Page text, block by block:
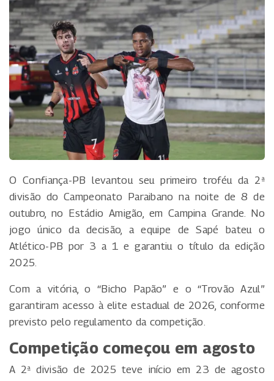
O Confiança-PB levantou seu primeiro troféu da 2ª
divisão do Campeonato Paraibano na noite de 8 de
outubro, no Estádio Amigão, em Campina Grande. No
jogo único da decisão, a equipe de Sapé bateu o
Atlético-PB por 3 a 1 e garantiu o título da edição
2025.
Com a vitória, o “Bicho Papão” e o “Trovão Azul”
garantiram acesso à elite estadual de 2026, conforme
previsto pelo regulamento da competição.
Competição começou em agosto
A 2ª divisão de 2025 teve início em 23 de agosto